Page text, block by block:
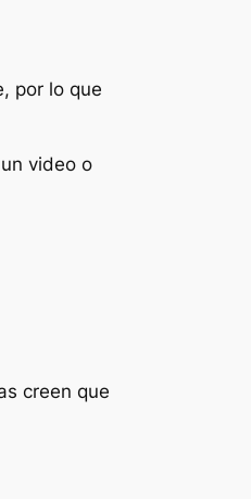
por lo que
video o
creen que